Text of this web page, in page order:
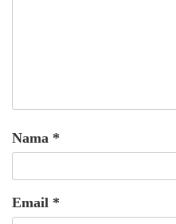
Nama *
Email *